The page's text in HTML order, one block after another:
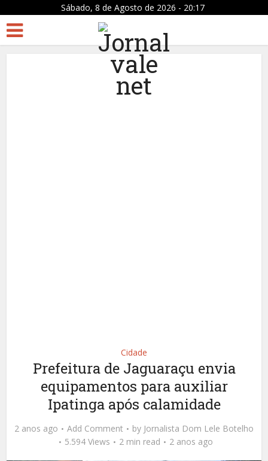
Sábado, 8 de Agosto de 2026 - 20:17
Cidade
Prefeitura de Jaguaraçu envia
equipamentos para auxiliar
Ipatinga após calamidade
2 anos ago Add Comment by Jornalista Dom Lele Botelho
5.594 Views
2 min read 2 anos ago